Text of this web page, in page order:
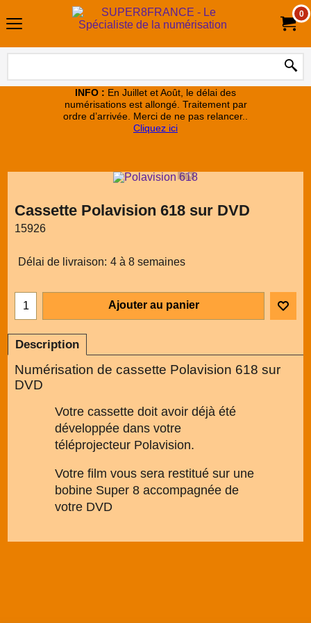
0
INFO : En Juillet et Août, le délai des
numérisations est allongé. Traitement par
ordre d’arrivée. Merci de ne pas relancer..
Cliquez ici
Cassette Polavision 618 sur DVD
15926
Délai de livraison: 4 à 8 semaines
Ajouter au panier
Description
Numérisation de cassette Polavision 618 sur
DVD
Votre cassette doit avoir déjà été
développée dans votre
téléprojecteur Polavision.
Votre film vous sera restitué sur une
bobine Super 8 accompagnée de
votre DVD